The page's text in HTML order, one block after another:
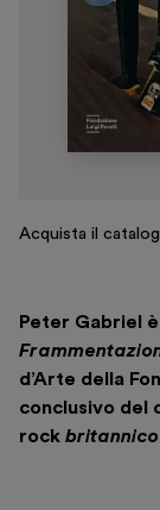
Museo
Sostieni
Scopri
Acquista il
Peter Gabriel
d’Arte della
conclusivo del
rockbritannico